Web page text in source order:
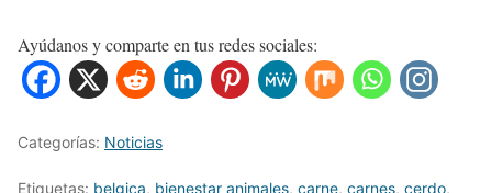
Ayúdanos y comparte en tus redes sociales:
Categorías: Noticias
Etiquetas: belgica, bienestar animales, carne, carnes, cerdo,